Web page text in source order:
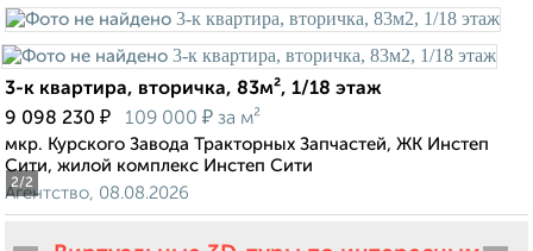
2/2
3-к квартира, вторичка, 83м², 1/18 этаж
9 098 230 ₽ 109 000 ₽ за м²
мкр. Курского Завода Тракторных Запчастей, ЖК Инстеп
Сити, жилой комплекс Инстеп Сити
Агентство, 08.08.2026